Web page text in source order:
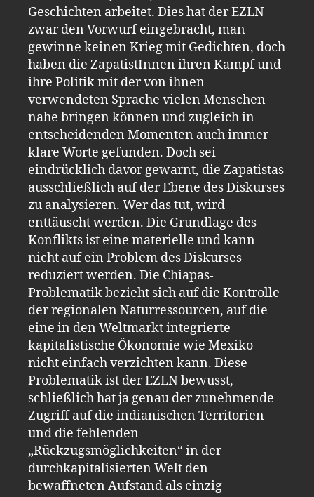
Geschichten arbeitet. Dies hat der EZLN
zwar den Vorwurf eingebracht, man
gewinne keinen Krieg mit Gedichten, doch
haben die ZapatistInnen ihren Kampf und
ihre Politik mit der von ihnen
verwendeten Sprache vielen Menschen
nahe bringen können und zugleich in
entscheidenden Momenten auch immer
klare Worte gefunden. Doch sei
eindrücklich davor gewarnt, die Zapatistas
ausschließlich auf der Ebene des Diskurses
zu analysieren. Wer das tut, wird
enttäuscht werden. Die Grundlage des
Konflikts ist eine materielle und kann
nicht auf ein Problem des Diskurses
reduziert werden. Die Chiapas-
Problematik bezieht sich auf die Kontrolle
der regionalen Naturressourcen, auf die
eine in den Weltmarkt integrierte
kapitalistische Ökonomie wie Mexiko
nicht einfach verzichten kann. Diese
Problematik ist der EZLN bewusst,
schließlich hat ja genau der zunehmende
Zugriff auf die indianischen Territorien
und die fehlenden
„Rückzugsmöglichkeiten“ in der
durchkapitalisierten Welt den
bewaffneten Aufstand als einzig